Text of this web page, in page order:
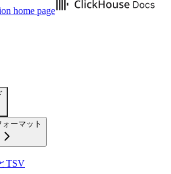
home page
ーマット
TSV